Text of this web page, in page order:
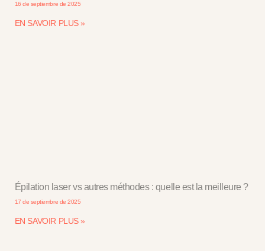
16 de septiembre de 2025
EN SAVOIR PLUS »
Épilation laser vs autres méthodes : quelle est la meilleure ?
17 de septiembre de 2025
EN SAVOIR PLUS »